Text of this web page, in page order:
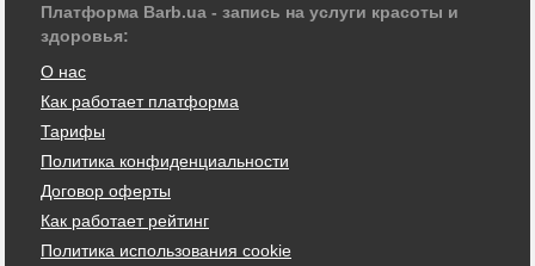
Платформа Barb.ua - запись на услуги красоты и
здоровья:
О нас
Как работает платформа
Тарифы
Политика конфиденциальности
Договор оферты
Как работает рейтинг
Политика использования cookie